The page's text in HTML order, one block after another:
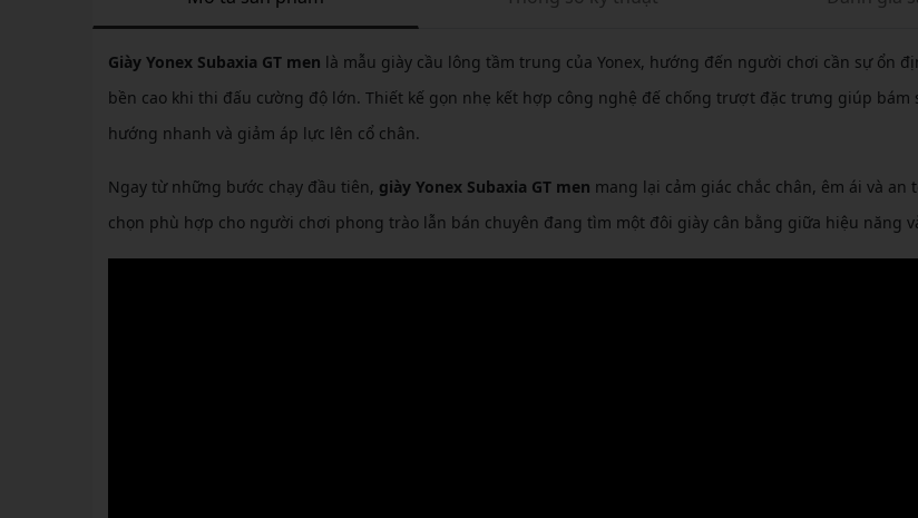
Giày Yonex Subaxia GT men là mẫu giày cầu lông tầm trung của Yonex, hướng đến người chơi cần sự ổn
bền cao khi thi đấu cường độ lớn. Thiết kế gọn nhẹ kết hợp công nghệ đế chống trượt đặc trưng giúp bám
hướng nhanh và giảm áp lực lên cổ chân.
Ngay từ những bước chạy đầu tiên, giày Yonex Subaxia GT men mang lại cảm giác chắc chân, êm ái và an
chọn phù hợp cho người chơi phong trào lẫn bán chuyên đang tìm một đôi giày cân bằng giữa hiệu năng